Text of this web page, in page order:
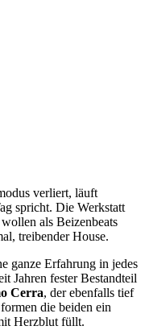
verliert, läuft
spricht. Die Werkstatt
als Beizenbeats
treibender House.
ganze Erfahrung in jedes
Jahren fester Bestandteil
Cerra, der ebenfalls tief
die beiden ein
Herzblut füllt.